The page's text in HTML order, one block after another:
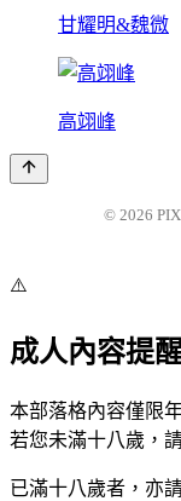
甘耀明&魏微
高翊峰
© 2026
⚠️
成人內容提
本部落格內容僅限
若您未滿十八歲，
已滿十八歲者，亦